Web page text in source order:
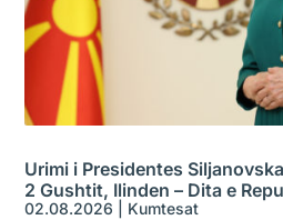
Urimi i Presidentes
2 Gushtit, Ilinden – Dita e
02.08.2026 Kumtesat